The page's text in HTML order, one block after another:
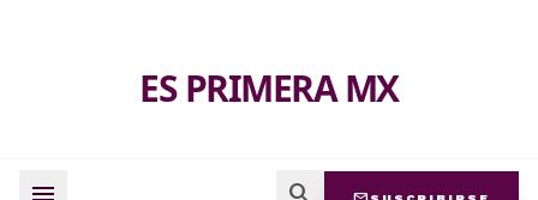
ES PRIMERA MX